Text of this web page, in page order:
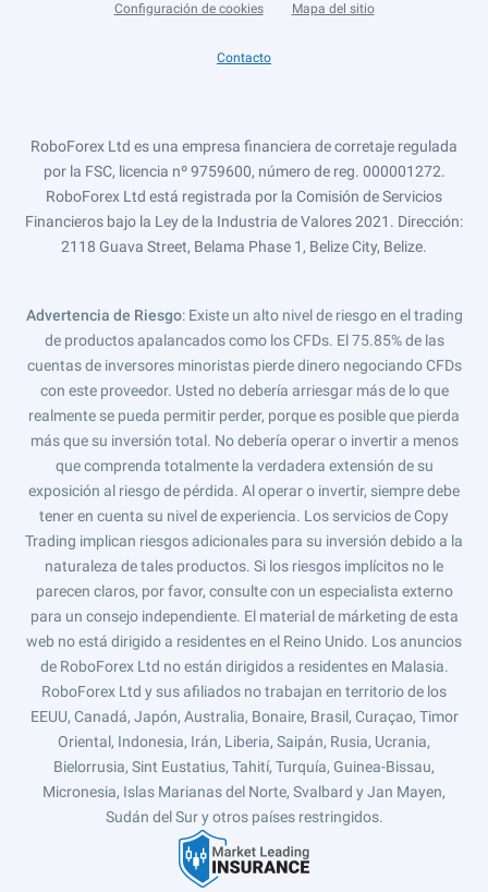
Configuración de cookies Mapa del sitio
Contacto
RoboForex Ltd es una empresa financiera de corretaje regulada
por la FSC, licencia nº 9759600, número de reg. 000001272.
RoboForex Ltd está registrada por la Comisión de Servicios
Financieros bajo la Ley de la Industria de Valores 2021. Dirección:
2118 Guava Street, Belama Phase 1, Belize City, Belize.
Advertencia de Riesgo: Existe un alto nivel de riesgo en el trading
de productos apalancados como los CFDs. El 75.85% de las
cuentas de inversores minoristas pierde dinero negociando CFDs
con este proveedor. Usted no debería arriesgar más de lo que
realmente se pueda permitir perder, porque es posible que pierda
más que su inversión total. No debería operar o invertir a menos
que comprenda totalmente la verdadera extensión de su
exposición al riesgo de pérdida. Al operar o invertir, siempre debe
tener en cuenta su nivel de experiencia. Los servicios de Copy
Trading implican riesgos adicionales para su inversión debido a la
naturaleza de tales productos. Si los riesgos implícitos no le
parecen claros, por favor, consulte con un especialista externo
para un consejo independiente. El material de márketing de esta
web no está dirigido a residentes en el Reino Unido. Los anuncios
de RoboForex Ltd no están dirigidos a residentes en Malasia.
RoboForex Ltd y sus afiliados no trabajan en territorio de los
EEUU, Canadá, Japón, Australia, Bonaire, Brasil, Curaçao, Timor
Oriental, Indonesia, Irán, Liberia, Saipán, Rusia, Ucrania,
Bielorrusia, Sint Eustatius, Tahití, Turquía, Guinea-Bissau,
Micronesia, Islas Marianas del Norte, Svalbard y Jan Mayen,
Sudán del Sur y otros países restringidos.